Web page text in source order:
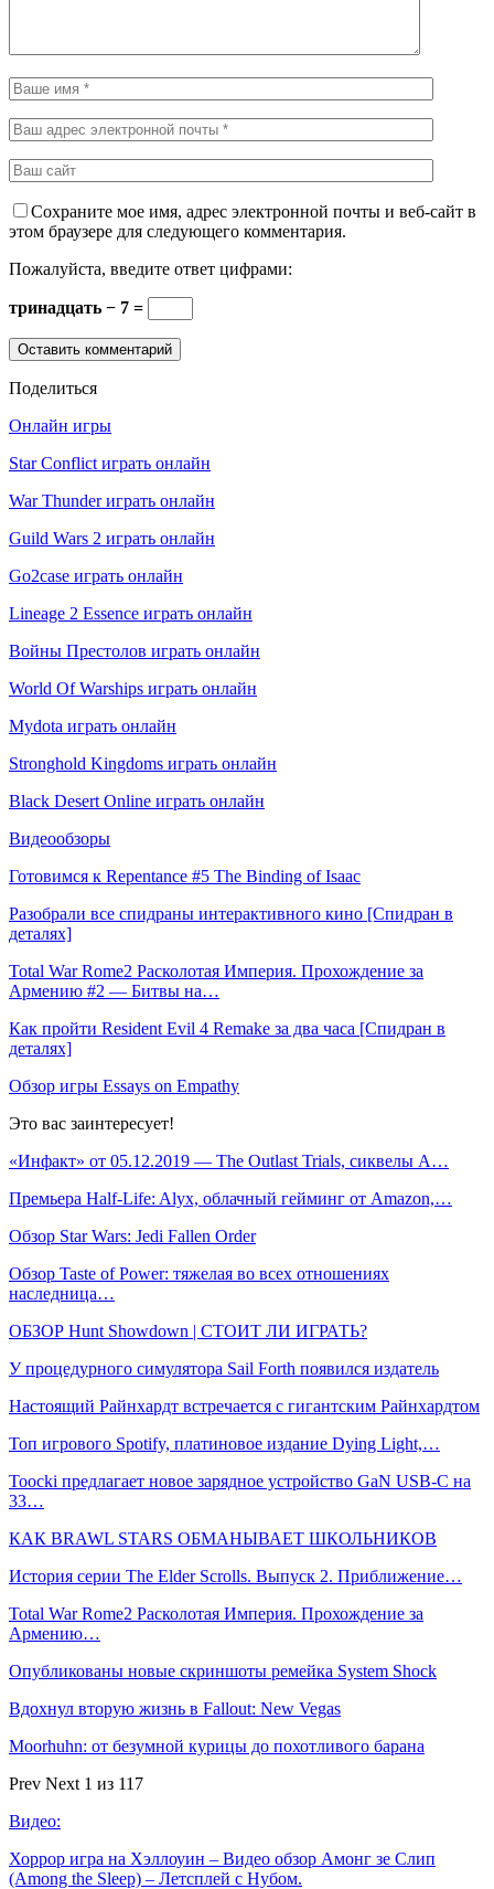
Сохраните мое имя, адрес электронной почты и веб-сайт в
этом браузере для следующего комментария.
Пожалуйста, введите ответ цифрами:
тринадцать − 7 =
Поделиться
Онлайн игры
Star Conflict играть онлайн
War Thunder играть онлайн
Guild Wars 2 играть онлайн
Go2case играть онлайн
Lineage 2 Essence играть онлайн
Войны Престолов играть онлайн
World Of Warships играть онлайн
Mydota играть онлайн
Stronghold Kingdoms играть онлайн
Black Desert Online играть онлайн
Видеообзоры
Готовимся к Repentance #5 The Binding of Isaac
Разобрали все спидраны интерактивного кино [Спидран в
деталях]
Total War Rome2 Расколотая Империя. Прохождение за
Армению #2 — Битвы на…
Как пройти Resident Evil 4 Remake за два часа [Спидран в
деталях]
Обзор игры Essays on Empathy
Это вас заинтересует!
«Инфакт» от 05.12.2019 — The Outlast Trials, сиквелы A…
Премьера Half-Life: Alyx, облачный гейминг от Amazon,…
Обзор Star Wars: Jedi Fallen Order
Обзор Taste of Power: тяжелая во всех отношениях
наследница…
ОБЗОР Hunt Showdown | СТОИТ ЛИ ИГРАТЬ?
У процедурного симулятора Sail Forth появился издатель
Настоящий Райнхардт встречается с гигантским Райнхардтом
Топ игрового Spotify, платиновое издание Dying Light,…
Toocki предлагает новое зарядное устройство GaN USB-C на
33…
КАК BRAWL STARS ОБМАНЫВАЕТ ШКОЛЬНИКОВ
История серии The Elder Scrolls. Выпуск 2. Приближение…
Total War Rome2 Расколотая Империя. Прохождение за
Армению…
Опубликованы новые скриншоты ремейка System Shock
Вдохнул вторую жизнь в Fallout: New Vegas
Moorhuhn: от безумной курицы до похотливого барана
Prev Next 1 из 117
Видео:
Хоррор игра на Хэллоуин – Видео обзор Амонг зе Слип
(Among the Sleep) – Летсплей с Нубом.